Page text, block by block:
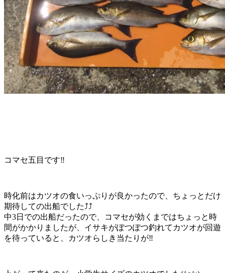
コマセ五目です‼️
時化前はカツオの食いっぷりが良かったので、ちょっとだけ
期待しての出船でした⤴️⤴️
中3日での出船だったので、コマセが効くまではちょっと時
間がかかりましたが、イサキがぽつぽつ釣れてカツオが回遊
を待っていると、カツオらしき当たりが‼️